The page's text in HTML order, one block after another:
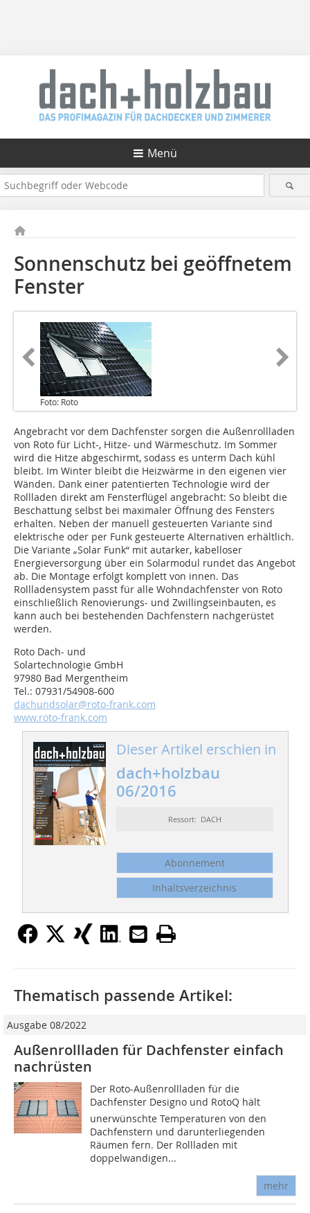
Menü
Sonnenschutz bei geöffnetem
Fenster
Foto: Roto
Angebracht vor dem Dachfenster sorgen die Außenrollladen
von Roto für Licht-, Hitze- und Wärmeschutz. Im Sommer
wird die Hitze abgeschirmt, sodass es unterm Dach kühl
bleibt. Im Winter bleibt die Heizwärme in den eigenen vier
Wänden. Dank einer patentierten Technologie wird der
Rollladen direkt am Fensterflügel angebracht: So bleibt die
Beschattung selbst bei maximaler Öffnung des Fensters
erhalten. Neben der manuell gesteuerten Variante sind
elektrische oder per Funk gesteuerte Alternativen erhältlich.
Die Variante „Solar Funk“ mit autarker, kabelloser
Energieversorgung über ein Solarmodul rundet das Angebot
ab. Die Montage erfolgt komplett von innen. Das
Rollladensystem passt für alle Wohndachfenster von Roto
einschließlich Renovierungs- und Zwillingseinbauten, es
kann auch bei bestehenden Dachfenstern nachgerüstet
werden.
Roto Dach- und
Solartechnologie GmbH
97980 Bad Mergentheim
Tel.: 07931/54908-600
dachundsolar@roto-frank.com
www.roto-frank.com
Dieser Artikel erschien in
dach+holzbau
06/2016
Ressort: DACH
Abonnement
Inhaltsverzeichnis
Thematisch passende Artikel:
Ausgabe 08/2022
Außenrollladen für Dachfenster einfach
nachrüsten
Der Roto-Außenrollladen für die
Dachfenster Designo und RotoQ hält
unerwünschte Temperaturen von den
Dachfenstern und darunterliegenden
Räumen fern. Der Rollladen mit
doppelwandigen...
mehr